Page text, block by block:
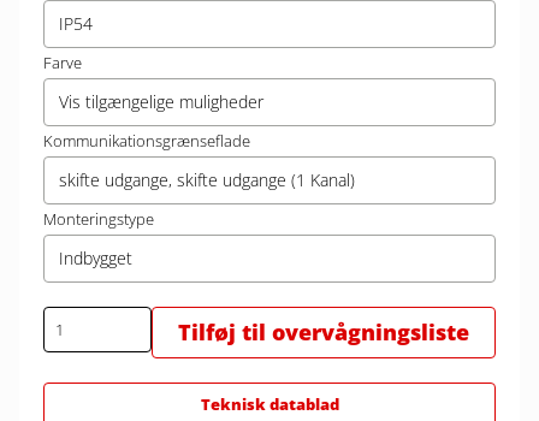
IP54
Farve
Vis tilgængelige muligheder
Kommunikationsgrænseflade
skifte udgange, skifte udgange (1 Kanal)
Monteringstype
Indbygget
Tilføj til overvågningsliste
Teknisk datablad